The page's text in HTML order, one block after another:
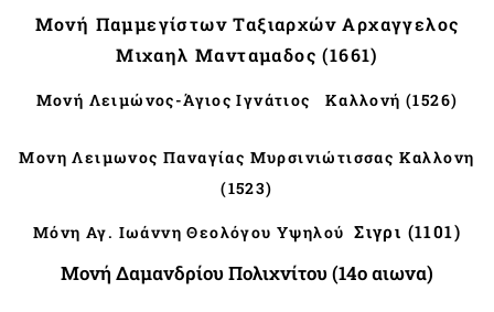
Μονή Παμμεγίστων Ταξιαρχών Αρχαγγελος
Μιχαηλ Μανταμαδος (1661)
Μονή Λειμώνος-Άγιος Ιγνάτιος Καλλονή (1526)
Μονη ΛειμωνοςΠαναγίας Μυρσινιώτισσας Καλλονη
(1523)
Μόνη Αγ. Ιωάννη Θεολόγου ΥψηλούΣιγρι (1101)
Μονή Δαμανδρίου Πολιχνίτου (14ο αιωνα)